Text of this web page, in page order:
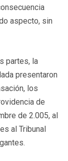
aspecto, sin
partes, la
presentaron
los
de
de 2.005, al
al Tribunal